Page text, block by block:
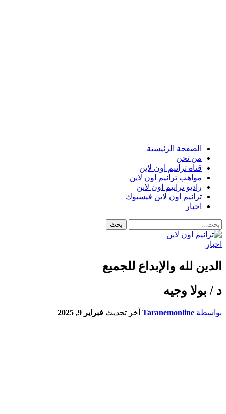
الصفحة الرئيسية
من نحن
قناة ترانيم اون لاين
مواهب ترانيم اون لاين
راديو ترانيم اون لاين
ترانيم اون لاين فيسبوك
اخبار
اخبار
الدين لله والإبداع للجميع
د / بولا وجيه
بواسطة Taranemonline آخر تحديث فبراير 9, 2025